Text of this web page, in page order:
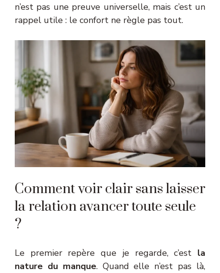
n’est pas une preuve universelle, mais c’est un
rappel utile : le confort ne règle pas tout.
Comment voir clair sans laisser
la relation avancer toute seule
?
Le premier repère que je regarde, c’est la
nature du manque. Quand elle n’est pas là,